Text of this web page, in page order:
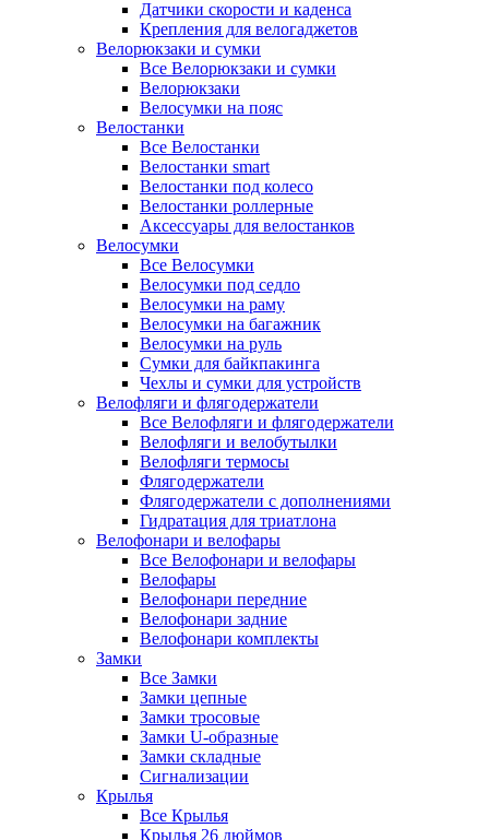
Датчики скорости и каденса
Крепления для велогаджетов
Велорюкзаки и сумки
Все Велорюкзаки и сумки
Велорюкзаки
Велосумки на пояс
Велостанки
Все Велостанки
Велостанки smart
Велостанки под колесо
Велостанки роллерные
Аксессуары для велостанков
Велосумки
Все Велосумки
Велосумки под седло
Велосумки на раму
Велосумки на багажник
Велосумки на руль
Сумки для байкпакинга
Чехлы и сумки для устройств
Велофляги и флягодержатели
Все Велофляги и флягодержатели
Велофляги и велобутылки
Велофляги термосы
Флягодержатели
Флягодержатели с дополнениями
Гидратация для триатлона
Велофонари и велофары
Все Велофонари и велофары
Велофары
Велофонари передние
Велофонари задние
Велофонари комплекты
Замки
Все Замки
Замки цепные
Замки тросовые
Замки U-образные
Замки складные
Сигнализации
Крылья
Все Крылья
Крылья 26 дюймов